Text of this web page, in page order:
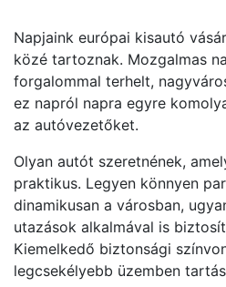
Napjaink európai kisautó
közé tartoznak. Mozgalmas
forgalommal terhelt,
ez napról napra egyre
az autóvezetőket.
Olyan autót szeretnének,
praktikus. Legyen könnyen
dinamikusan a városban,
utazások alkalmával is
Kiemelkedő biztonsági
legcsekélyebb üzemben